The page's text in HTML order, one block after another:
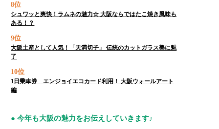
8位
シュワッと爽快！ラムネの魅力☆ 大阪ならではたこ焼き風味も
ある！？
9位
大阪土産として人気！「天満切子」 伝統のカットガラス美に魅
了
10位
1日乗車券 エンジョイエコカード利用！ 大阪ウォールアート
編
● 今年も大阪の魅力をお伝えしていきます♪